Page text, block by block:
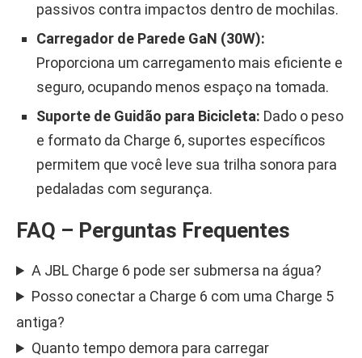
passivos contra impactos dentro de mochilas.
Carregador de Parede GaN (30W):
Proporciona um carregamento mais eficiente e
seguro, ocupando menos espaço na tomada.
Suporte de Guidão para Bicicleta: Dado o peso
e formato da Charge 6, suportes específicos
permitem que você leve sua trilha sonora para
pedaladas com segurança.
FAQ – Perguntas Frequentes
A JBL Charge 6 pode ser submersa na água?
Posso conectar a Charge 6 com uma Charge 5
antiga?
Quanto tempo demora para carregar